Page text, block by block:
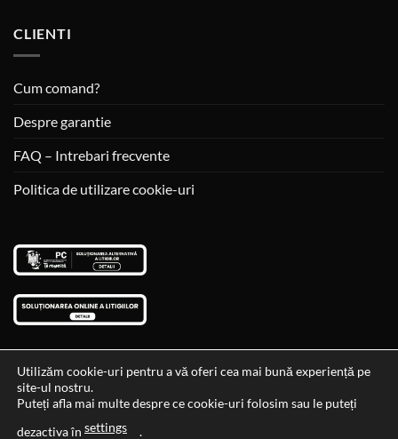
CLIENTI
Cum comand?
Despre garantie
FAQ – Intrebari frecvente
Politica de utilizare cookie-uri
Data si ora ultimei actualizari al stocului si ale preturilor: 29-12-
Utilizăm cookie-uri pentru a vă oferi cea mai bună experiență pe
site-ul nostru.
Puteți afla mai multe despre ce cookie-uri folosim sau le puteți
dezactiva în settings .